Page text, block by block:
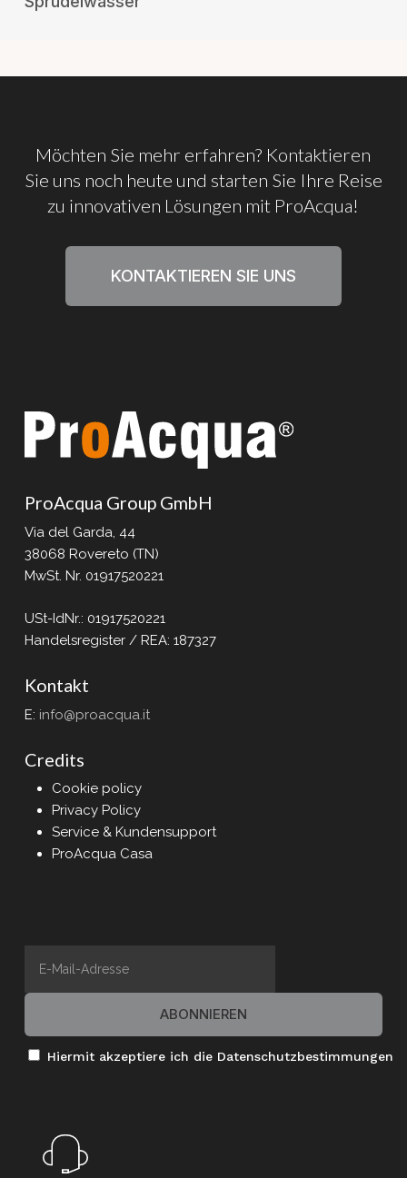
Möchten Sie mehr erfahren? Kontaktieren
Sie uns noch heute und starten Sie Ihre Reise
zu innovativen Lösungen mit ProAcqua!
KONTAKTIEREN SIE UNS
ProAcqua Group GmbH
Via del Garda, 44
38068 Rovereto (TN)
MwSt. Nr. 01917520221
USt-IdNr.: 01917520221
Handelsregister / REA: 187327
Kontakt
E: info@proacqua.it
Credits
Cookie policy
Privacy Policy
Service & Kundensupport
ProAcqua Casa
Hiermit akzeptiere ich die Datenschutzbestimmungen